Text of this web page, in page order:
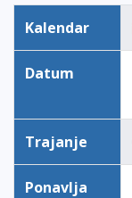
Kalendar
Datum
Trajanje
Ponavlja